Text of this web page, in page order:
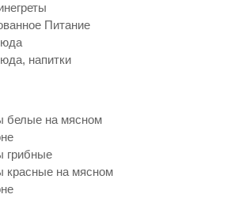
Питание
напитки
белые на мясном
грибные
красные на мясном